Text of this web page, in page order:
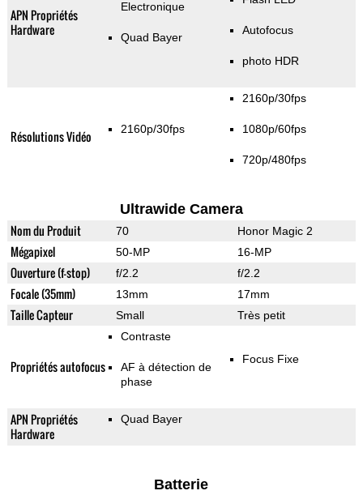
APN Propriétés
Hardware
Electronique
Quad Bayer
Autofocus
photo HDR
Résolutions Vidéo 2160p/30fps
2160p/30fps
1080p/60fps
720p/480fps
Ultrawide Camera
Nom du Produit 70 Honor Magic 2
Mégapixel 50-MP 16-MP
Ouverture (f-stop) f/2.2 f/2.2
Focale (35mm) 13mm 17mm
Taille Capteur Small Très petit
Propriétés autofocus
Contraste
AF à détection de
phase
Focus Fixe
APN Propriétés
Hardware
Quad Bayer
Batterie